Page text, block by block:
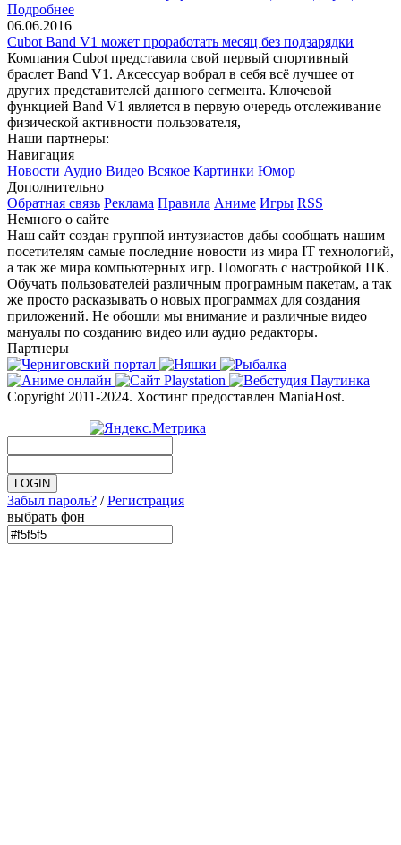
Подробнее
06.06.2016
Cubot Band V1 может проработать месяц без подзарядки
Компания Cubot представила свой первый спортивный
браслет Band V1. Аксессуар вобрал в себя всё лучшее от
других представителей данного сегмента. Ключевой
функцией Band V1 является в первую очередь отслеживание
физической активности пользователя,
Наши партнеры:
Навигация
Новости Аудио Видео Всякое Картинки Юмор
Дополнительно
Обратная связь Реклама Правила Аниме Игры RSS
Немного о сайте
Наш сайт создан группой интузиастов дабы сообщать нашим
посетителям самые последние новости из мира IT технологий,
а так же мира компьютерных игр. Помогать с настройкой ПК.
Обучать пользователей различным програмным пакетам, а так
же просто расказывать о новых программах для создания
приложений. Не обошли мы внимание и различные видео
мануалы по созданию видео или аудио редакторы.
Партнеры
Copyright 2011-2024. Хостинг предоставлен ManiaHost.
Забыл пароль? /Регистрация
выбрать фон